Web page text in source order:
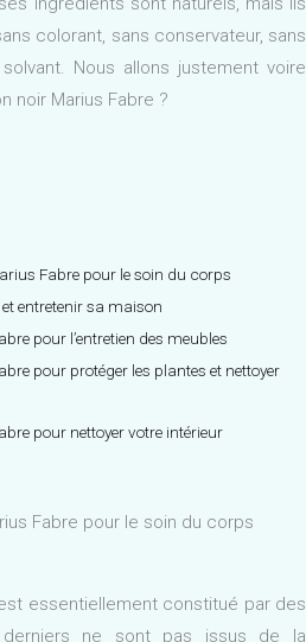
colorant, sans conservateur, sans
Nous allons justement voire
noir Marius Fabre ?
Fabre pour le soin du corps
entretenir sa maison
pour l’entretien des meubles
pour protéger les plantes et nettoyer
pour nettoyer votre intérieur
Fabre pour le soin du corps
essentiellement constitué par des
derniers ne sont pas issus de la